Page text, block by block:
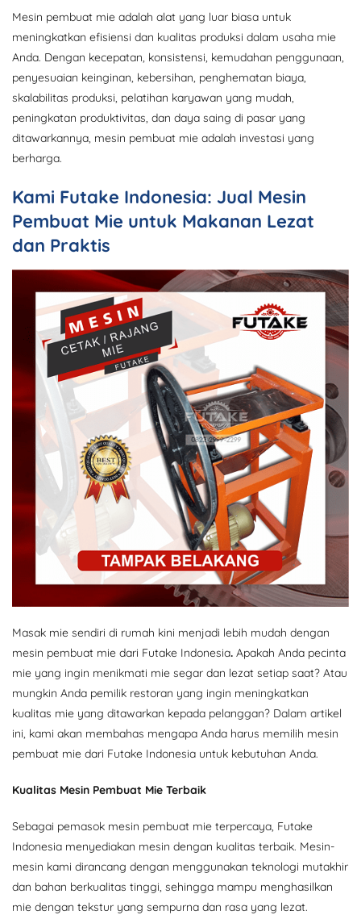
Mesin pembuat mie adalah alat yang luar biasa untuk
meningkatkan efisiensi dan kualitas produksi dalam usaha mie
Anda. Dengan kecepatan, konsistensi, kemudahan penggunaan,
penyesuaian keinginan, kebersihan, penghematan biaya,
skalabilitas produksi, pelatihan karyawan yang mudah,
peningkatan produktivitas, dan daya saing di pasar yang
ditawarkannya, mesin pembuat mie adalah investasi yang
berharga.
Kami Futake Indonesia: Jual Mesin
Pembuat Mie untuk Makanan Lezat
dan Praktis
Masak mie sendiri di rumah kini menjadi lebih mudah dengan
mesin pembuat mie dari Futake Indonesia. Apakah Anda pecinta
mie yang ingin menikmati mie segar dan lezat setiap saat? Atau
mungkin Anda pemilik restoran yang ingin meningkatkan
kualitas mie yang ditawarkan kepada pelanggan? Dalam artikel
ini, kami akan membahas mengapa Anda harus memilih mesin
pembuat mie dari Futake Indonesia untuk kebutuhan Anda.
Kualitas Mesin Pembuat Mie Terbaik
Sebagai pemasok mesin pembuat mie terpercaya, Futake
Indonesia menyediakan mesin dengan kualitas terbaik. Mesin-
mesin kami dirancang dengan menggunakan teknologi mutakhir
dan bahan berkualitas tinggi, sehingga mampu menghasilkan
mie dengan tekstur yang sempurna dan rasa yang lezat.